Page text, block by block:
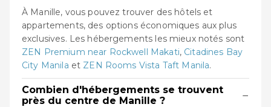
À Manille, vous pouvez trouver des hôtels et
appartements, des options économiques aux plus
exclusives. Les hébergements les mieux notés sont
ZEN Premium near Rockwell Makati, Citadines Bay
City Manila et ZEN Rooms Vista Taft Manila.
Combien d'hébergements se trouvent
près du centre de Manille ?
−